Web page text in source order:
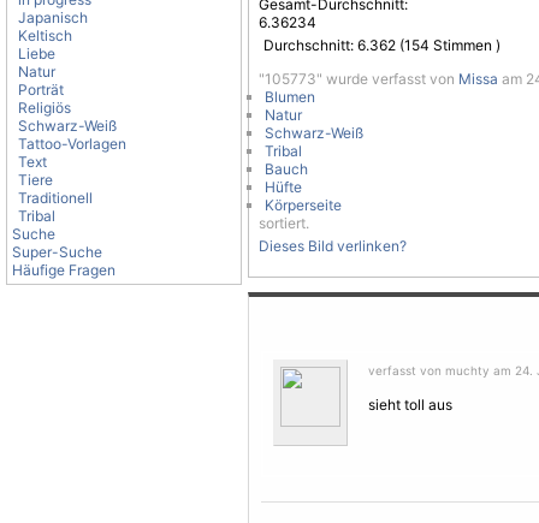
Japanisch
Keltisch
Liebe
Natur
Porträt
Religiös
Schwarz-Weiß
Tattoo-Vorlagen
Text
Tiere
Traditionell
Tribal
Suche
Super-Suche
Häufige Fragen
Gesamt-Durchschnitt:
6.36234
Durchschnitt: 6.362 (154 Stimmen )
"105773" wurde verfasst von Missa am
Blumen
Natur
Schwarz-Weiß
Tribal
Bauch
Hüfte
Körperseite
sortiert.
Dieses Bild verlinken?
verfasst von muchty am 24.
sieht toll aus